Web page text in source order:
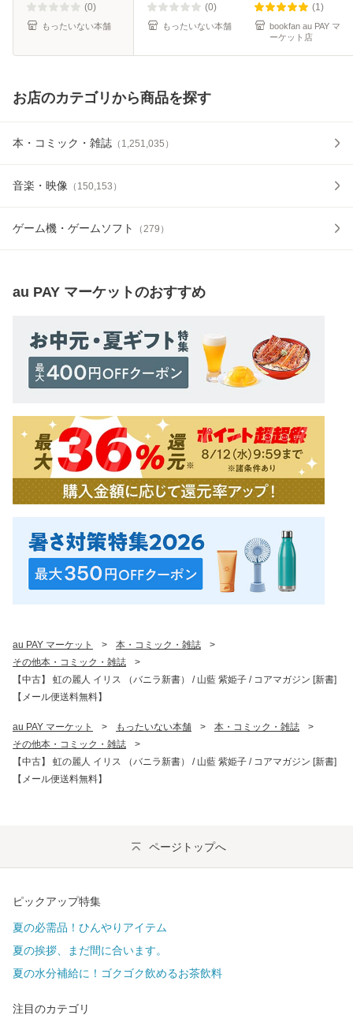
(0)
もったいない本舗
(0)
もったいない本舗
(1)
bookfan au PAY マ
ーケット店
お店のカテゴリから商品を探す
本・コミック・雑誌 （ 1,251,035 ）
音楽・映像 （ 150,153 ）
ゲーム機・ゲームソフト （279 ）
au PAY マーケットのおすすめ
au PAY マーケット > 本・コミック・雑誌
>
その他本・コミック・雑誌
>
【中古】 虹の麗人 イリス （バニラ新書） / 山藍 紫姫子 / コアマガジン [新書]
【メール便送料無料】
au PAY マーケット > もったいない本舗 > 本・コミック・雑誌
>
その他本・コミック・雑誌
>
【中古】 虹の麗人 イリス （バニラ新書） / 山藍 紫姫子 / コアマガジン [新書]
【メール便送料無料】
ページトップへ
ピックアップ特集
夏の必需品！ひんやりアイテム
夏の挨拶、まだ間に合います。
夏の水分補給に！ゴクゴク飲めるお茶飲料
注目のカテゴリ